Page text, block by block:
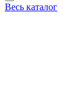
Весь каталог